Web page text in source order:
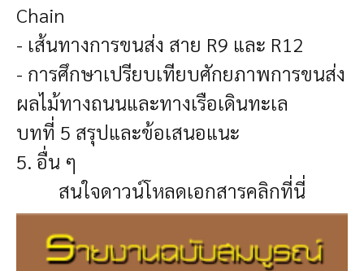
Chain
- เส้นทางการขนส่ง สาย R9 และ R12
- การศึกษาเปรียบเทียบศักยภาพการขนส่ง
ผลไม้ทางถนนและทางเรือเดินทะเล
บทที่ 5 สรุปและข้อเสนอแนะ
5. อื่น ๆ
สนใจดาวน์โหลดเอกสารคลิกที่นี่